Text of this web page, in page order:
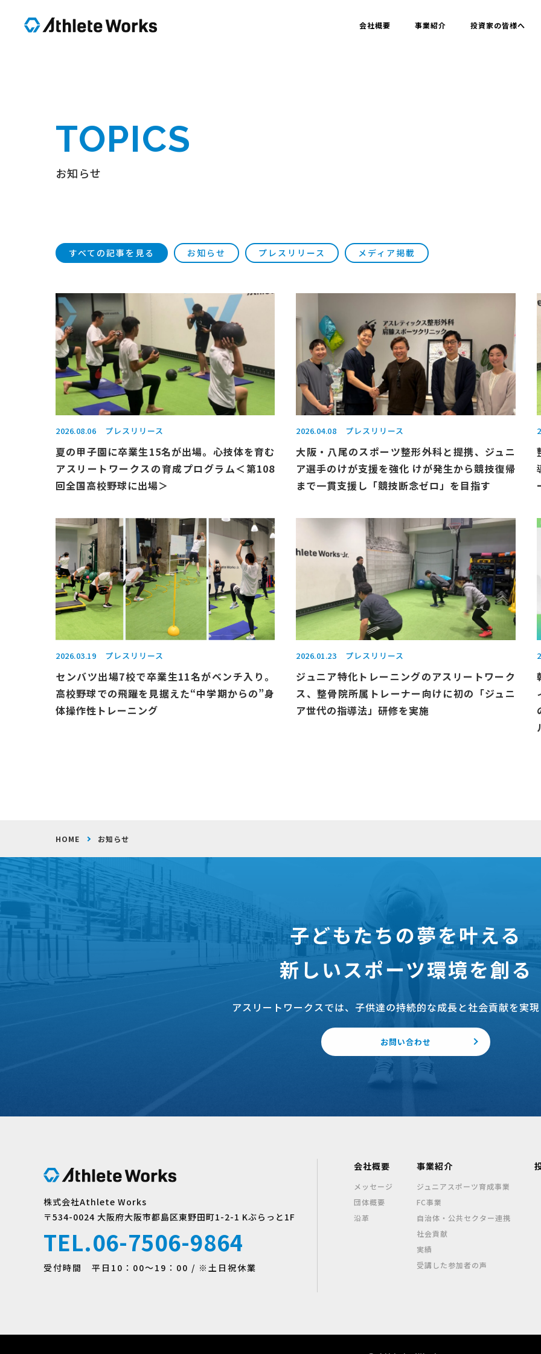
会社概要 事業紹介 投資家の皆様へ
TOPICS
お知らせ
すべての記事を見る お知らせ プレスリリース メディア掲載
2026.08.06 プレスリリース
夏の甲子園に卒業生15名が出場。心技体を育む
アスリートワークスの育成プログラム＜第108
回全国高校野球に出場＞
2026.04.08 プレスリリース
大阪・八尾のスポーツ整形外科と提携、ジュニ
ア選手のけが支援を強化 けが発生から競技復帰
まで一貫支援し「競技断念ゼロ」を目指す
2026.03.19 プレスリリース
センバツ出場7校で卒業生11名がベンチ入り。
高校野球での飛躍を見据えた“中学期からの”身
体操作性トレーニング
2026.01.23 プレスリリース
ジュニア特化トレーニングのアスリートワーク
ス、整骨院所属トレーナー向けに初の「ジュニ
ア世代の指導法」研修を実施
HOME お知らせ
子どもたちの夢を叶える
新しいスポーツ環境を創る
アスリートワークスでは、子供達の持続的な成長と社会貢献を実
お問い合わせ
株式会社Athlete Works
〒534-0024 大阪府大阪市都島区東野田町1-2-1 Kぶらっと1F
TEL.06-7506-9864
受付時間 平日10：00〜19：00 / ※土日祝休業
会社概要
メッセージ
団体概要
沿革
事業紹介
ジュニアスポーツ育成事業
FC事業
自治体・公共セクター連携
社会貢献
実績
受講した参加者の声